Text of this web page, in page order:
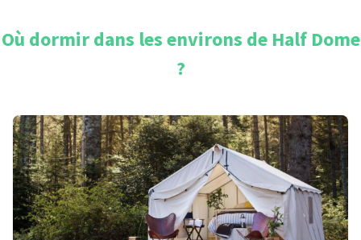
Où dormir dans les environs de Half Dome
?